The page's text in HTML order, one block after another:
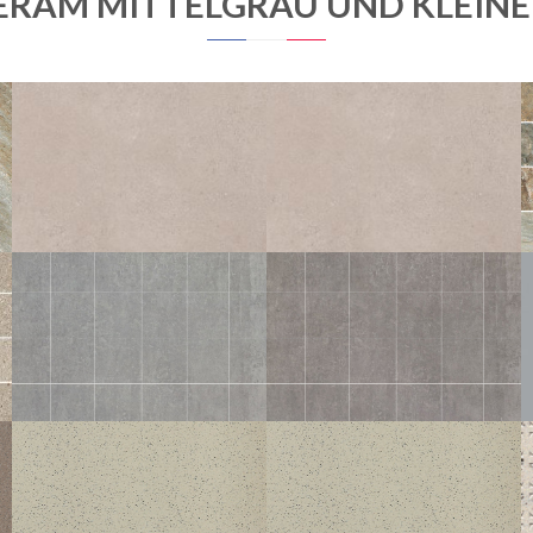
ROX ROX
GRIS STRUCTURED ANTI-SLIP
TERANGA
PERLE MOS 5X5
30X30
TERANGA
FER MOS 5X5
30X30